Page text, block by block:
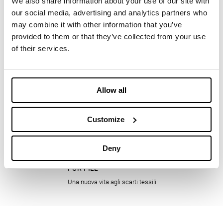
our social media, advertising and analytics partners who
may combine it with other information that you’ve
provided to them or that they’ve collected from your use
of their services.
Allow all
Customize
Deny
La nuova insulation tecnologicamente avanzata
con proprietà termiche uniche
ABBIGLIAMENTO
HONEYCOMBX®
CLIMAECO OCEAN BOUND
Da bottiglie di plastica rimosse dagli oceani
PUR-FILL
Una nuova vita agli scarti tessili